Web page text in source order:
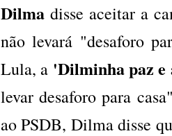
Dilma disse aceitar a
não levará "desaforo
Lula, a 'Dilminha paz
levar desaforo para
ao PSDB, Dilma disse